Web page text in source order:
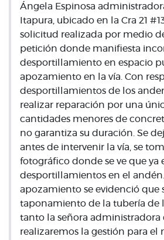
Ángela Espinosa
Itapura, ubicado en la Cra 21
solicitud realizada por medio
petición donde manifiesta
desportillamiento en espacio
apozamiento en la vía. Con
desportillamientos de los
realizar reparación por una
cantidades menores de
no garantiza su duración. Se
antes de intervenir la vía, se
fotográfico donde se ve que ya
desportillamientos en el andén.
apozamiento se evidenció que
taponamiento de la tubería de
tanto la señora administradora
realizaremos la gestión para